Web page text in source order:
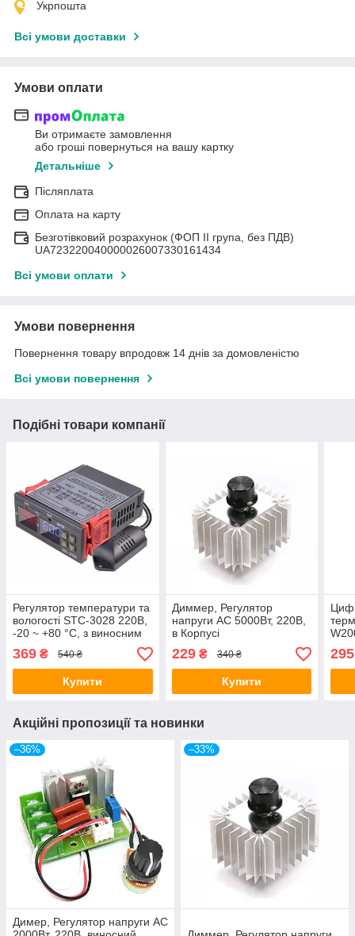
Укрпошта
Всі умови доставки
Умови оплати
Ви отримаєте замовлення
або гроші повернуться на вашу картку
Детальніше
Післяплата
Оплата на карту
Безготівковий розрахунок (ФОП II група, без ПДВ)
UA723220040000026007330161434
Всі умови оплати
Умови повернення
Повернення товару впродовж 14 днів за домовленістю
Всі умови повернення
Подібні товари компанії
Регулятор температури та
вологості STC-3028 220В,
-20 ~ +80 °C, з виносним
369 ₴ 540 ₴
Купити
Диммер, Регулятор
напруги AC 5000Вт, 220В,
в Корпусі
229₴ 340 ₴
Купити
295
Акційні пропозиції та новинки
–36%
Димер, Регулятор напруги AC
–33%